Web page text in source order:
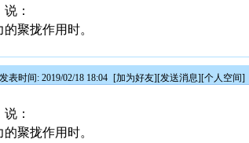
：
聚拢作用时。
发表时间: 2019/02/18 18:04 [加为好友][发送消息][个人空间]
：
聚拢作用时。